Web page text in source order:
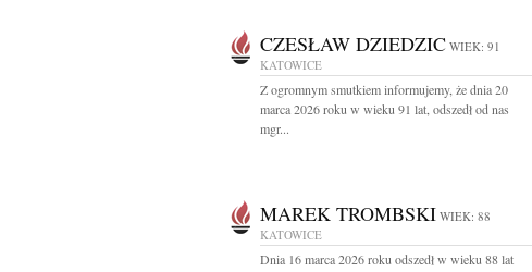
CZESŁAW DZIEDZIC WIEK: 91
KATOWICE
Z ogromnym smutkiem informujemy, że dnia 20
marca 2026 roku w wieku 91 lat, odszedł od nas
mgr...
MAREK TROMBSKI WIEK: 88
KATOWICE
Dnia 16 marca 2026 roku odszedł w wieku 88 lat